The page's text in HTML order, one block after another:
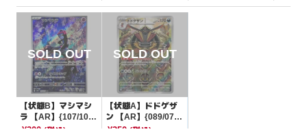
【状態B】マシマシ
ラ 【AR】{107/101}
[SV6]
¥300 (税込)
【状態A】ドドゲザ
ン 【AR】{089/078}
[SV1S]
¥350 (税込)